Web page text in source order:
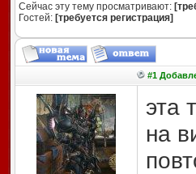
Сейчас эту тему просматривают:
Гостей: [требуется регистрация]
#1
эта
на